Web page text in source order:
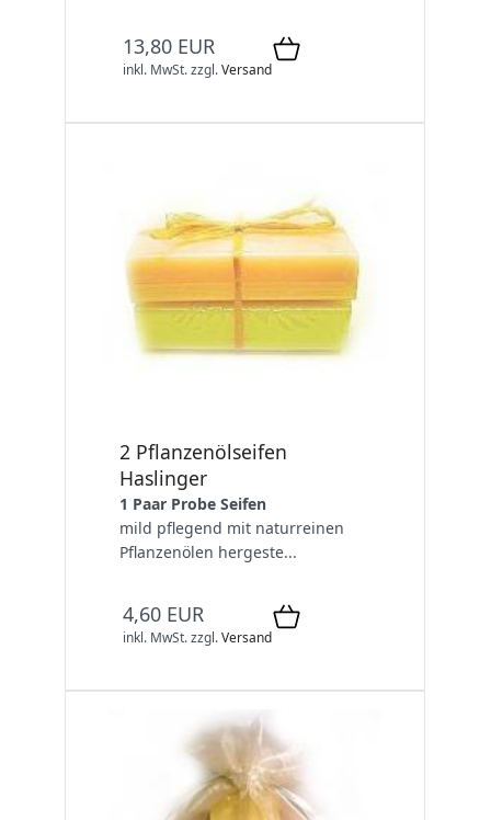
13,80 EUR
inkl. MwSt.zzgl.Versand
2 Pflanzenölseifen
Haslinger
1 Paar Probe Seifen
mild pflegend mit naturreinen
Pflanzenölen hergeste...
4,60 EUR
inkl. MwSt.zzgl.Versand